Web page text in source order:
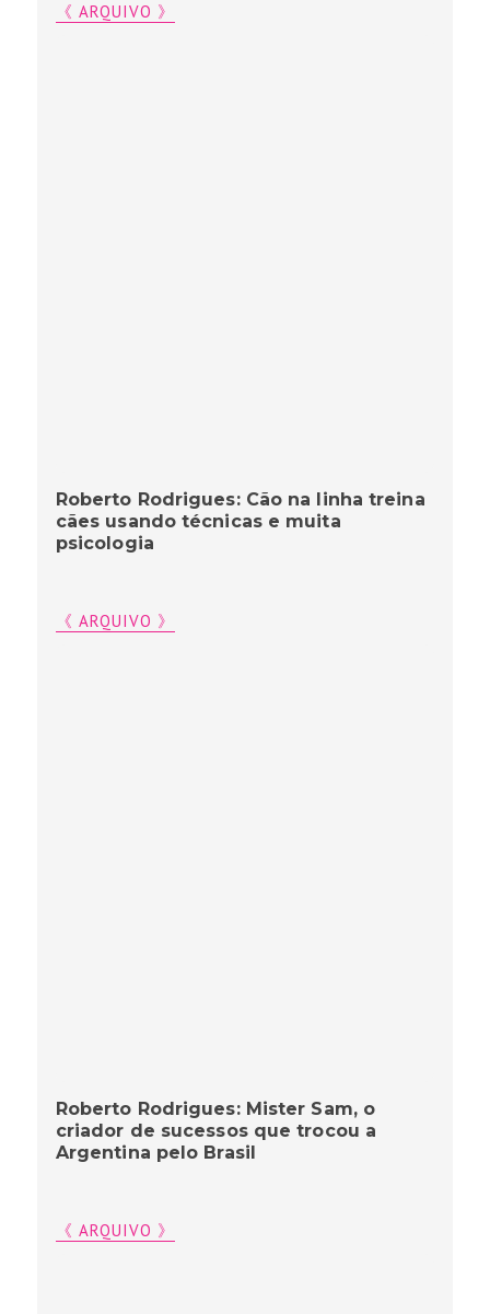
《 ARQUIVO 》
Roberto Rodrigues: Cão na linha treina
cães usando técnicas e muita
psicologia
《 ARQUIVO 》
Roberto Rodrigues: Mister Sam, o
criador de sucessos que trocou a
Argentina pelo Brasil
《 ARQUIVO 》